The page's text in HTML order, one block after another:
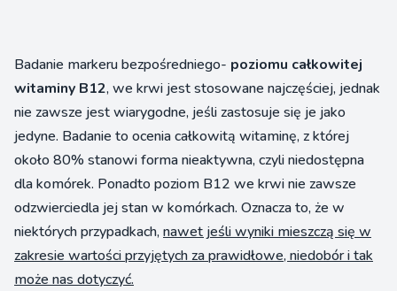
Badanie markeru bezpośredniego- poziomu całkowitej
witaminy B12, we krwi jest stosowane najczęściej, jednak
nie zawsze jest wiarygodne, jeśli zastosuje się je jako
jedyne. Badanie to ocenia całkowitą witaminę, z której
około 80% stanowi forma nieaktywna, czyli niedostępna
dla komórek. Ponadto poziom B12 we krwi nie zawsze
odzwierciedla jej stan w komórkach. Oznacza to, że w
niektórych przypadkach,nawet jeśli wyniki mieszczą się w
zakresie wartości przyjętych za prawidłowe, niedobór i tak
może nas dotyczyć.